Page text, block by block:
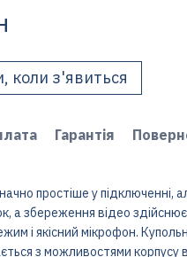
коли з'явиться
Гарантія
простіше у підключенні,
а збереження відео
і якісний мікрофон.
з можливостями